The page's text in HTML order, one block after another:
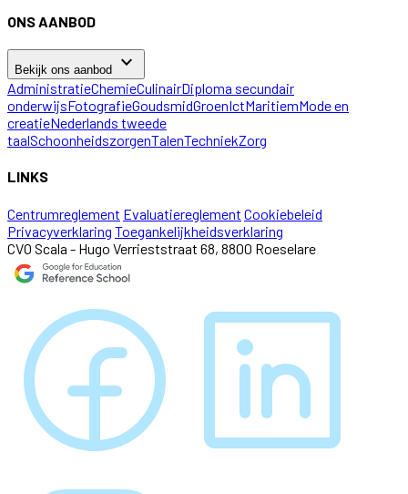
ONS AANBOD
Bekijk ons aanbod keyboard_arrow_down
AdministratieChemieCulinairDiploma secundair
onderwijsFotografieGoudsmidGroenIctMaritiemMode en
creatieNederlands tweede
taalSchoonheidszorgenTalenTechniekZorg
LINKS
Centrumreglement Evaluatiereglement Cookiebeleid
Privacyverklaring Toegankelijkheidsverklaring
CVO Scala - Hugo Verrieststraat 68, 8800 Roeselare